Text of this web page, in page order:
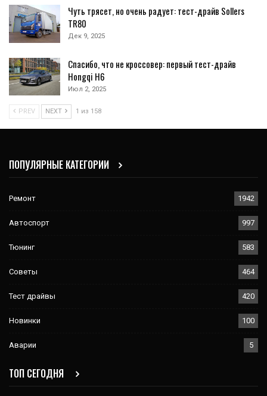
Чуть трясет, но очень радует: тест-драйв Sollers
TR80
Дек 9, 2025
Спасибо, что не кроссовер: первый тест-драйв
Hongqi H6
Июл 2, 2025
PREV NEXT 1 из 158
ПОПУЛЯРНЫЕ КАТЕГОРИИ
Ремонт 1942
Автоспорт 997
Тюнинг 583
Советы 464
Тест драйвы 420
Новинки 100
Аварии 5
ТОП СЕГОДНЯ